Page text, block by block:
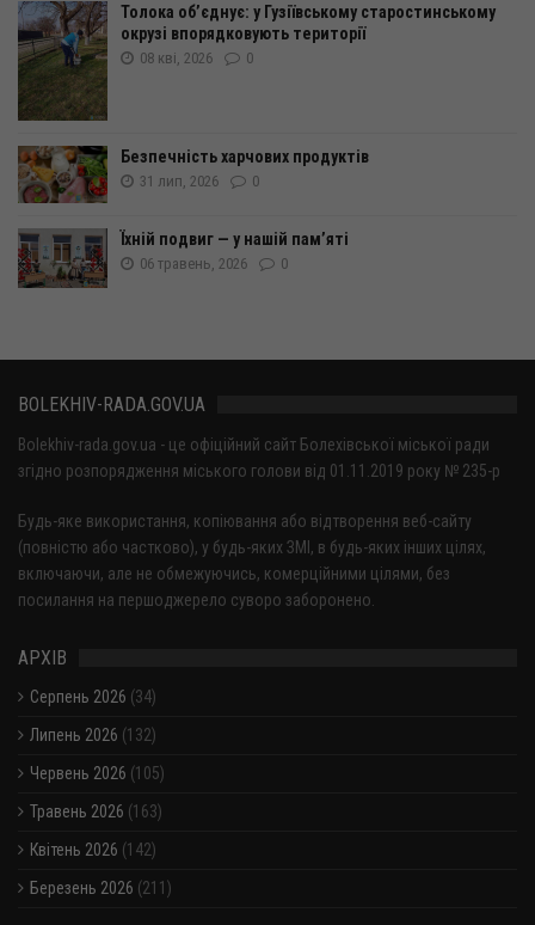
Толока об’єднує: у Гузіївському старостинському
окрузі впорядковують території
08 кві, 2026 0
Безпечність харчових продуктів
31 лип, 2026 0
Їхній подвиг — у нашій пам’яті
06 травень, 2026 0
BOLEKHIV-RADA.GOV.UA
Bolekhiv-rada.gov.ua - це офіційний сайт Болехівської міської ради
згідно розпорядження міського голови від 01.11.2019 року № 235-р
Будь-яке використання, копіювання або відтворення веб-сайту
(повністю або частково), у будь-яких ЗМІ, в будь-яких інших цілях,
включаючи, але не обмежуючись, комерційними цілями, без
посилання на першоджерело суворо заборонено.
АРХІВ
Серпень 2026 (34)
Липень 2026 (132)
Червень 2026 (105)
Травень 2026 (163)
Квітень 2026 (142)
Березень 2026 (211)